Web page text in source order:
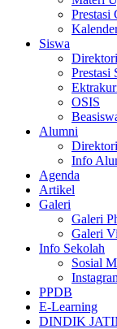
Prestasi
Siswa
Prestasi
OSIS
Alumni
Info
Agenda
Artikel
Galeri
Galeri
Galeri
Info Sekolah
Sosial
PPDB
E-Learning
DINDIK